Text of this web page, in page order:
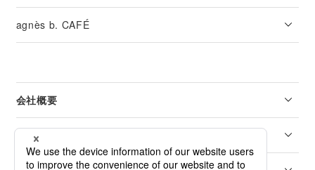
agnès b. CAFÉ
会社概要
リーガル